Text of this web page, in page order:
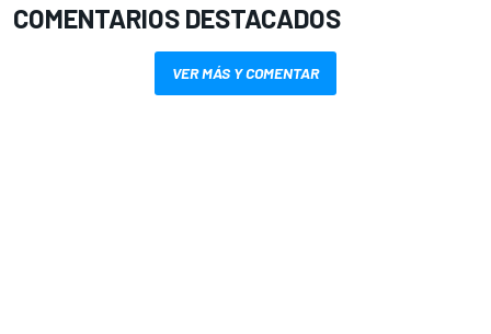
COMENTARIOS DESTACADOS
VER MÁS Y COMENTAR